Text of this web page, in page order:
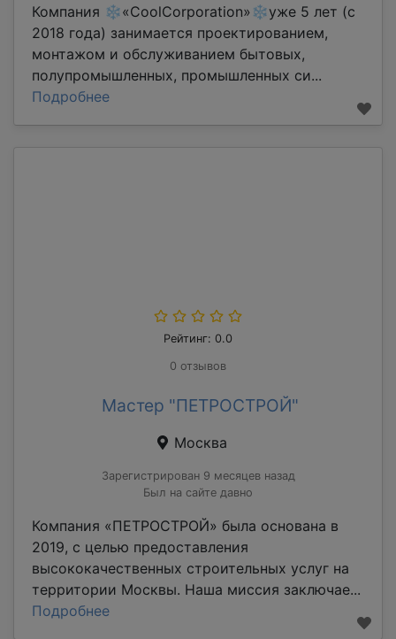
Компания ❄«CoolCorporation»❄уже 5 лет (с
2018 года) занимается проектированием,
монтажом и обслуживанием бытовых,
полупромышленных, промышленных си...
Подробнее
Рейтинг: 0.0
0 отзывов
Мастер "ПЕТРОСТРОЙ"
Москва
Зарегистрирован 9 месяцев назад
Был на сайте давно
Компания «ПЕТРОСТРОЙ» была основана в
2019, с целью предоставления
высококачественных строительных услуг на
территории Москвы. Наша миссия заключае...
Подробнее